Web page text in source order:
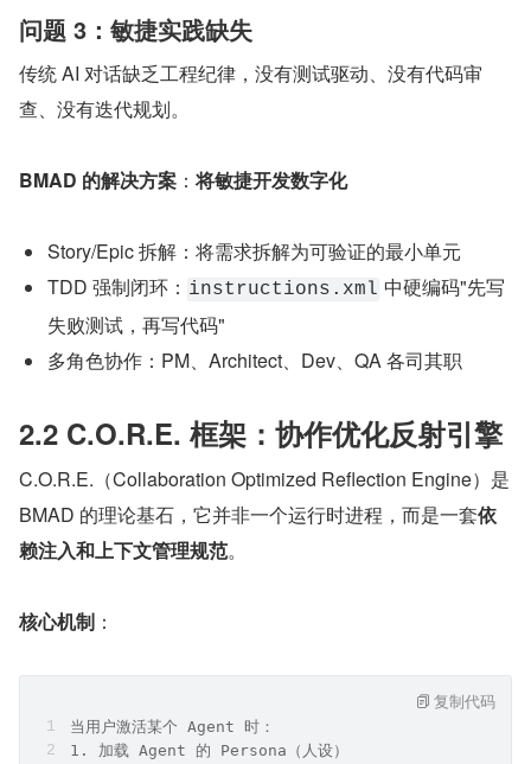
问题 3：敏捷实践缺失
传统 AI 对话缺乏工程纪律，没有测试驱动、没有代码审
查、没有迭代规划。
BMAD 的解决方案 ：将敏捷开发数字化
Story/Epic 拆解：将需求拆解为可验证的最小单元
TDD 强制闭环： instructions.xml 中硬编码"先写
失败测试，再写代码"
多角色协作：PM、Architect、Dev、QA 各司其职
2.2 C.O.R.E. 框架：协作优化反射引擎
C.O.R.E.（Collaboration Optimized Reflection Engine）是
BMAD 的理论基石，它并非一个运行时进程，而是一套依
赖注入和上下文管理规范。
核心机制 ：
当用户激活某个 Agent 时：
1. 加载 Agent 的 Persona（人设）
复制代码